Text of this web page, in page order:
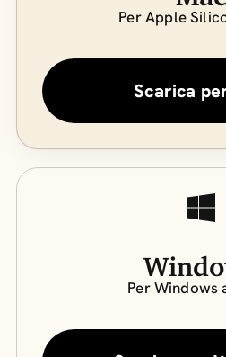
Per Apple
Scarica
Per Windows